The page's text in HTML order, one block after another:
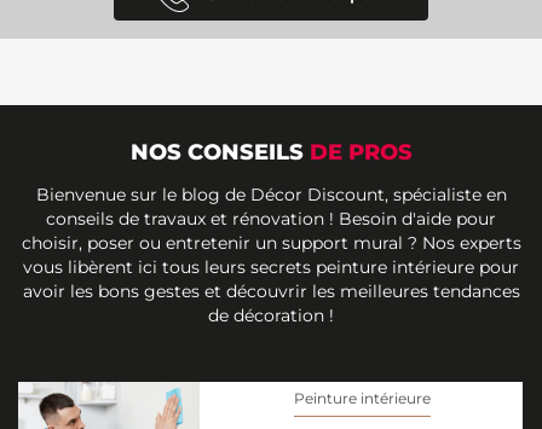
NOS CONSEILS DE PROS
Bienvenue sur le blog de Décor Discount, spécialiste en
conseils de travaux et rénovation ! Besoin d'aide pour
choisir, poser ou entretenir un support mural ? Nos experts
vous libèrent ici tous leurs secrets peinture intérieure pour
avoir les bons gestes et découvrir les meilleures tendances
de décoration !
Peinture intérieure